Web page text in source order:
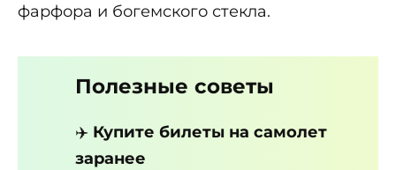
фарфора и богемского стекла.
Полезные советы
✈️ Купите билеты на самолет
заранее